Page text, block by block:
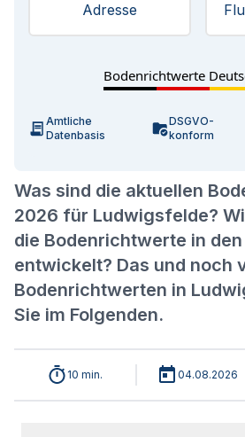
Was sind die aktuellen
2026 für Ludwigsfelde?
die Bodenrichtwerte in
entwickelt? Das und noch
Bodenrichtwerten in
Sie im Folgenden.
Adresse
Bodenrichtwerte
Amtliche
Datenbasis
DSGVO-
konform
10 min. 04.08.2026